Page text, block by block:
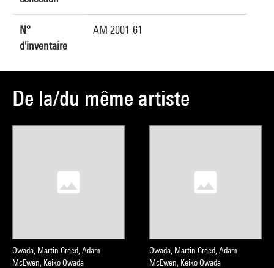
N°
d'inventaire
AM 2001-61
De la/du même artiste
Owada, Martin Creed, Adam
McEwen, Keiko Owada
Owada, Martin Creed, Adam
McEwen, Keiko Owada